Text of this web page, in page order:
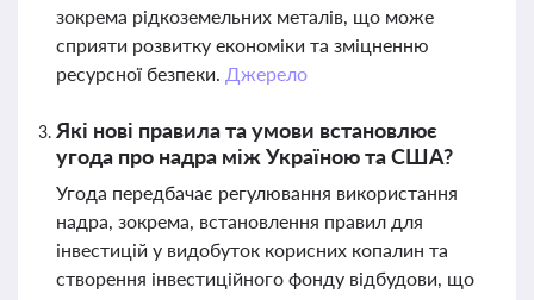
зокрема рідкоземельних металів, що може
сприяти розвитку економіки та зміцненню
ресурсної безпеки. Джерело
Які нові правила та умови встановлює
угода про надра між Україною та США?
Угода передбачає регулювання використання
надра, зокрема, встановлення правил для
інвестицій у видобуток корисних копалин та
створення інвестиційного фонду відбудови, що